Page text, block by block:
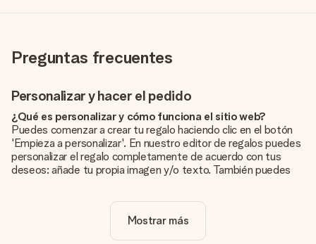
Preguntas frecuentes
Personalizar y hacer el pedido
¿Qué es personalizar y cómo funciona el sitio web?
Puedes comenzar a crear tu regalo haciendo clic en el botón
'Empieza a personalizar'. En nuestro editor de regalos puedes
personalizar el regalo completamente de acuerdo con tus
deseos: añade tu propia imagen y/o texto. También puedes
¿La personalización está incluida en el precio?
El precio que se muestra en el sitio web incluye la
Mostrar más